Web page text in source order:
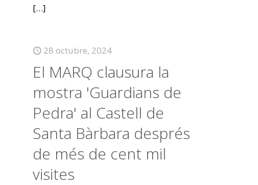
[…]
28 octubre, 2024
El MARQ clausura la
mostra 'Guardians de
Pedra' al Castell de
Santa Bàrbara després
de més de cent mil
visites